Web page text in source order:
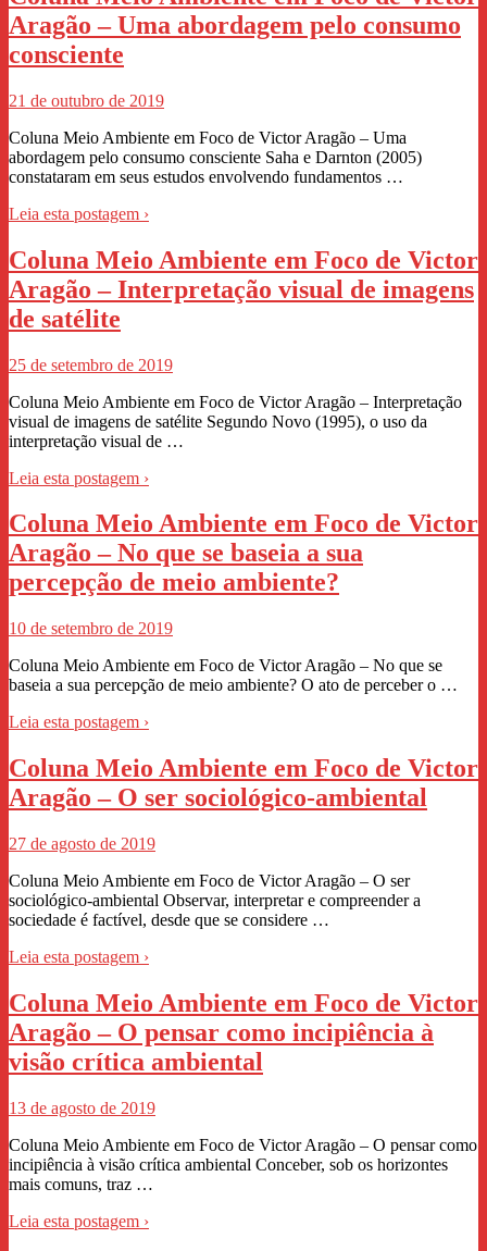
Aragão – Uma abordagem pelo consumo
consciente
21 de outubro de 2019
Coluna Meio Ambiente em Foco de Victor Aragão – Uma
abordagem pelo consumo consciente Saha e Darnton (2005)
constataram em seus estudos envolvendo fundamentos …
Leia esta postagem ›
Coluna Meio Ambiente em Foco de Victor
Aragão – Interpretação visual de imagens
de satélite
25 de setembro de 2019
Coluna Meio Ambiente em Foco de Victor Aragão – Interpretação
visual de imagens de satélite Segundo Novo (1995), o uso da
interpretação visual de …
Leia esta postagem ›
Coluna Meio Ambiente em Foco de Victor
Aragão – No que se baseia a sua
percepção de meio ambiente?
10 de setembro de 2019
Coluna Meio Ambiente em Foco de Victor Aragão – No que se
baseia a sua percepção de meio ambiente? O ato de perceber o …
Leia esta postagem ›
Coluna Meio Ambiente em Foco de Victor
Aragão – O ser sociológico-ambiental
27 de agosto de 2019
Coluna Meio Ambiente em Foco de Victor Aragão – O ser
sociológico-ambiental Observar, interpretar e compreender a
sociedade é factível, desde que se considere …
Leia esta postagem ›
Coluna Meio Ambiente em Foco de Victor
Aragão – O pensar como incipiência à
visão crítica ambiental
13 de agosto de 2019
Coluna Meio Ambiente em Foco de Victor Aragão – O pensar como
incipiência à visão crítica ambiental Conceber, sob os horizontes
mais comuns, traz …
Leia esta postagem ›